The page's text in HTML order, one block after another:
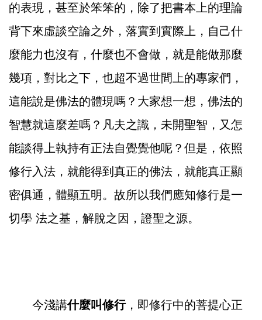
的表現，甚至於笨笨的，除了把書本上的理論
背下來虛談空論之外，落實到實際上，自己什
麼能力也沒有，什麼也不會做，就是能做那麼
幾項，對比之下，也超不過世間上的專家們，
這能說是佛法的體現嗎？大家想一想，佛法的
智慧就這麼差嗎？凡夫之識，未開聖智，又怎
能談得上執持有正法自覺覺他呢？但是，依照
修行入法，就能得到真正的佛法，就能真正顯
密俱通，體顯五明。故所以我們應知修行是一
切學 法之基，解脫之因，證聖之源。
今淺講什麼叫修行，即修行中的菩提心正